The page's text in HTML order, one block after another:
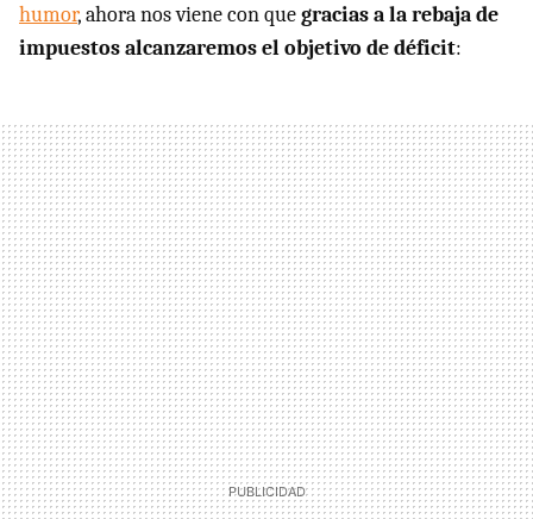
humor, ahora nos viene con quegracias a la rebaja de
impuestos alcanzaremos el objetivo de déficit: